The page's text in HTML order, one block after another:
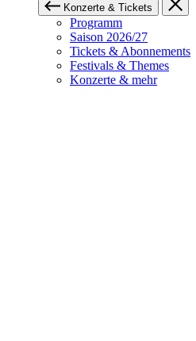
Konzerte & Tickets
Programm
Saison 2026/27
Tickets & Abonnements
Festivals & Themes
Konzerte & mehr